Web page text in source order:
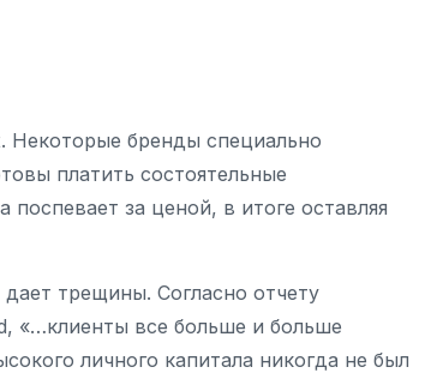
Некоторые бренды специально
платить состоятельные
за ценой, в итоге оставляя
трещины. Согласно отчету
«…клиенты все больше и больше
личного капитала никогда не был